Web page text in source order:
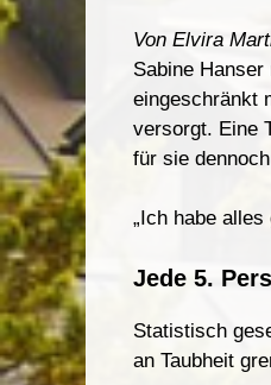
Von Elvira Mart
Sabine
eingeschränkt
versorgt. Eine
für sie
„Ich habe alles
Jede 5.
Statistisch
an Taubheit